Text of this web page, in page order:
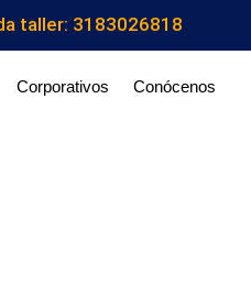
taller: 3183026818
Corporativos Conócenos